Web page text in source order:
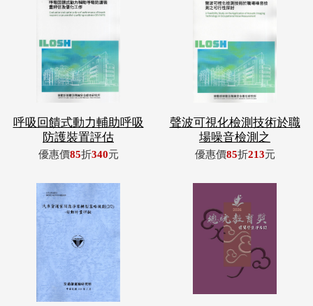
呼吸回饋式動力輔助呼吸
防護裝置評估
優惠價85折340元
聲波可視化檢測技術於職
場噪音檢測之
優惠價85折213元